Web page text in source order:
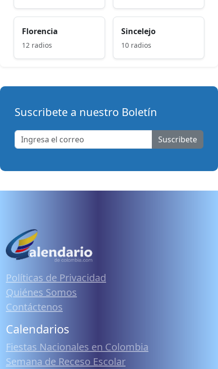
Florencia
12 radios
Sincelejo
10 radios
Suscribete a nuestro Boletín
Suscribete
Políticas de Privacidad
Quiénes Somos
Contáctenos
Calendarios
Fiestas Nacionales en Colombia
Semana de Receso Escolar